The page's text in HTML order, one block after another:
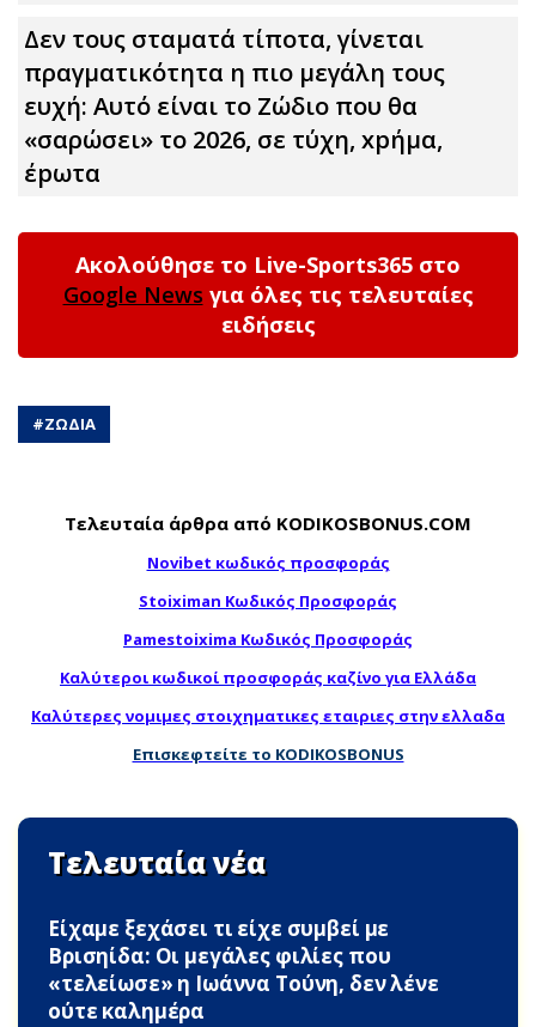
Δεν τους σταματά τίποτα, γίνεται
πραγματικότητα η πιο μεγάλη τους
ευχή: Αυτό είναι το Zώδιο που θα
«σαρώσει» το 2026, σε τύχη, xpήμα,
έpωτα
Ακολούθησε το Live-Sports365 στο
Google News για όλες τις τελευταίες
ειδήσεις
#ΖΩΔΙΑ
Τελευταία άρθρα από KODIKOSBONUS.COM
Novibet κωδικός προσφοράς
Stoiximan Κωδικός Προσφοράς
Pamestoixima Κωδικός Προσφοράς
Καλύτεροι κωδικοί προσφοράς καζίνο για Ελλάδα
Καλύτερες νομιμες στοιχηματικες εταιριες στην ελλαδα
Επισκεφτείτε το KODIKOSBONUS
Τελευταία νέα
Είχαμε ξεχάσει τι είχε συμβεί με
Βρισηίδα: Οι μεγάλες φιλίες που
«τελείωσε» η Ιωάννα Τούνη, δεν λένε
ούτε καλημέρα